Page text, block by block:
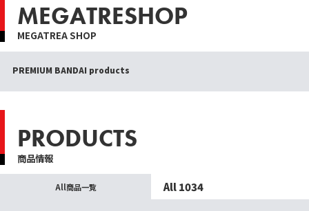
MEGATRESHOP
MEGATREA SHOP
PREMIUM BANDAI products
PRODUCTS
商品情報
All商品一覧 All 1034